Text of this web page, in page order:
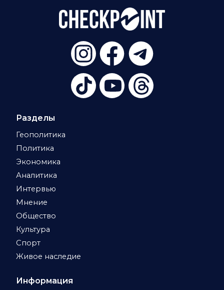
Разделы
Геополитика
Политика
Экономика
Аналитика
Интервью
Мнение
Общество
Культура
Спорт
Живое наследие
Информация